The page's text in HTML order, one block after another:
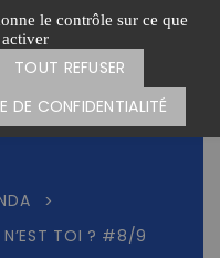
le contrôle sur ce que
TOUT REFUSER
DE CONFIDENTIALITÉ
Menu
FAIRE UN DON
>
N’EST TOI ? #8/9